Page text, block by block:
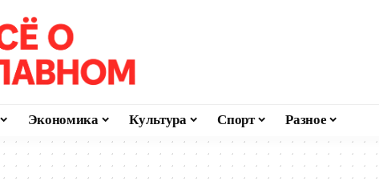
Экономика Культура Спорт Разное